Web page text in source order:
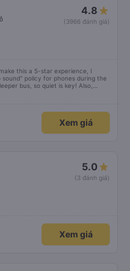
4.8
(3966 đánh giá)
this a 5-star experience, I
policy for phones during the
bus, so quiet is key! Also,
inside the cabin for convenience. I
thanh điện thoại) vào ban đêm
Ngoài ra, nhà xe nên dán sẵn mật
sử dụng. Tôi vẫn sẽ tiếp tục ủng
Xem giá
5.0
(3 đánh giá)
Xem giá